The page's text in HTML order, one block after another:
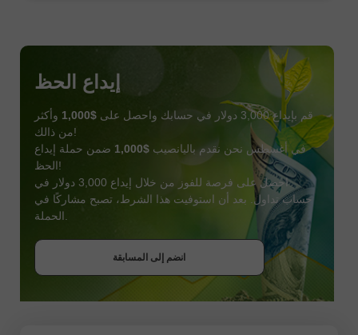
انضم إلى المسابقة
إيداع الحظ
قم بإيداع 3,000 دولار في حسابك واحصل على $1,000
وأكثر
من ذالك!
في أغسطس نحن نقدم باليانصيب $1,000
ضمن حملة إيداع
الحظ!
احصل على فرصة للفوز من خلال إيداع 3,000 دولار في
حساب تداول. بعد أن استوفيت هذا الشرط، تصبح مشاركًا في
انضم إلى المسابقة
احصل على بونص